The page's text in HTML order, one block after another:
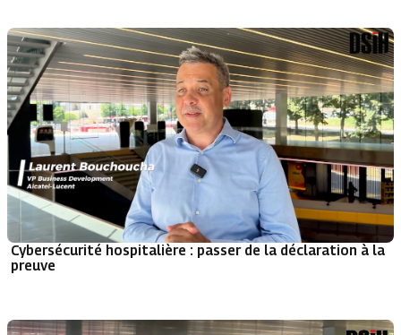
Cybersécurité hospitalière : passer de la déclaration à la
preuve